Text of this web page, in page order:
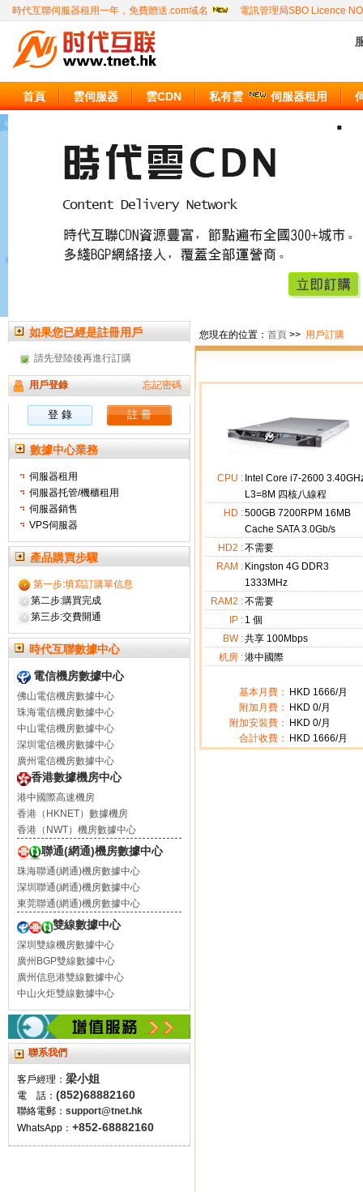
時代互聯伺服器租用一年，免費贈送.com域名 電訊管理局SBO Licence
首頁 雲伺服器 雲CDN 私有雲 伺服器租用
如果您已經是註冊用戶
請先登陸後再進行訂購
用戶登錄 忘記密碼
數據中心業務
伺服器租用
伺服器托管/機櫃租用
伺服器銷售
VPS伺服器
產品購買步驟
第一步:填寫訂購單信息
第二步:購買完成
第三步:交費開通
時代互聯數據中心
電信機房數據中心
佛山電信機房數據中心
珠海電信機房數據中心
中山電信機房數據中心
深圳電信機房數據中心
廣州電信機房數據中心
香港數據機房中心
港中國際高速機房
香港（HKNET）數據機房
香港（NWT）機房數據中心
聯通(網通)機房數據中心
珠海聯通(網通)機房數據中心
深圳聯通(網通)機房數據中心
東莞聯通(網通)機房數據中心
雙線數據中心
深圳雙線機房數據中心
廣州BGP雙線數據中心
廣州信息港雙線數據中心
中山火炬雙線數據中心
聯系我們
客戶經理： 梁小姐
電 話： (852)68882160
聯絡電郵： support@tnet.hk
WhatsApp： +852-68882160
您現在的位置： 首頁 >> 用戶訂購
CPU : Intel Core i7-2600
L3=8M 四核八線程
HD :500GB 7200RPM 16MB
Cache SATA 3.0Gb/s
HD2 :不需要
RAM : Kingston 4G DDR3
1333MHz
RAM2 :不需要
IP : 1 個
BW :共享 100Mbps
机房 :港中國際
基本月費： HKD 1666/月
附加月費：
HKD 0/月
附加安裝費：
HKD 0/月
合計收費：
HKD 1666/月